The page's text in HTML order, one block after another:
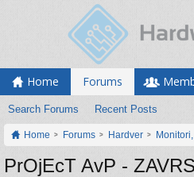
Home Forums
Search Forums Recent Posts
Home Forums Hardver
PrOjEcT AvP -